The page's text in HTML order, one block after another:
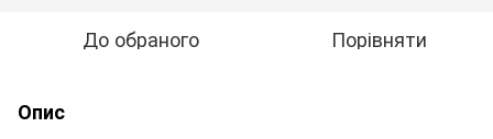
До обраного Порівняти
Опис